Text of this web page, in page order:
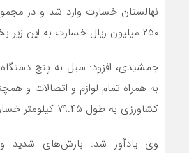
۲۵۰ میلیون ریال خسارت به این زیر بخش بود.
جمشیدی، افزود: سیل به پنج دستگاه
به همراه تمام لوازم و اتصالات و
کشاورزی به طول ۷۹.۴۵ کیلومتر خسارت وارد کرد.
وی یادآور شد: بارش‌های شدید